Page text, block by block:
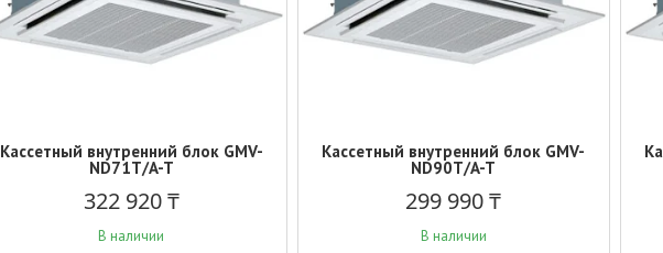
Кассетный внутренний блок GMV-
ND71T/A-T
322 920 ₸
В наличии
Кассетный внутренний блок GMV-
ND90T/A-T
299 990 ₸
В наличии